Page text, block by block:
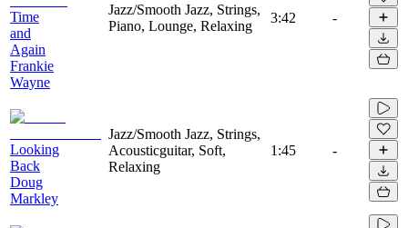
Time
and
Again
Frankie
Wayne
Jazz/Smooth Jazz, Strings,
Piano, Lounge, Relaxing
3:42 -
Looking
Back
Doug
Markley
Jazz/Smooth Jazz, Strings,
Acousticguitar, Soft,
Relaxing
1:45 -